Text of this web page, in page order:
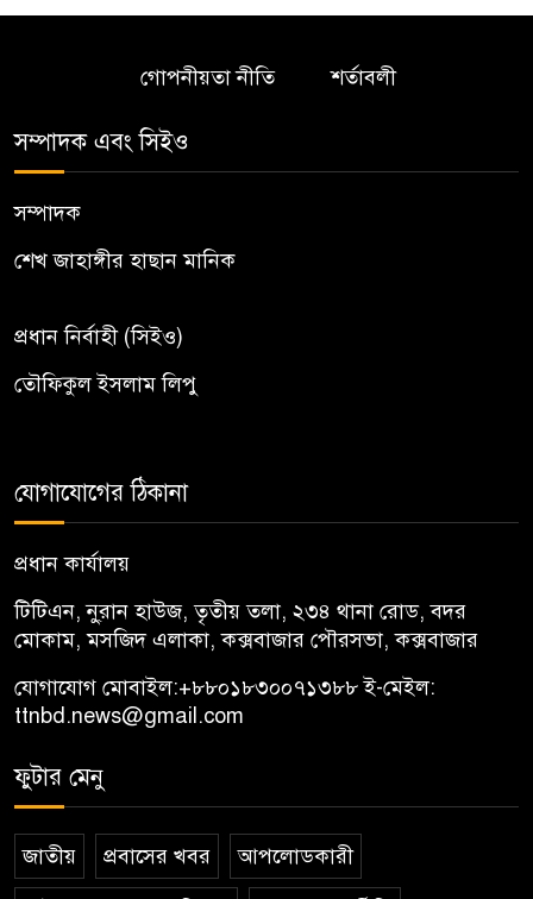
গোপনীয়তা নীতি শর্তাবলী
সম্পাদক এবং সিইও
সম্পাদক
শেখ জাহাঙ্গীর হাছান মানিক
প্রধান নির্বাহী (সিইও)
তৌফিকুল ইসলাম লিপু
যোগাযোগের ঠিকানা
প্রধান কার্যালয়
টিটিএন, নু্রান হাউজ, তৃতীয় তলা, ২৩৪ থানা রোড, বদর
মোকাম, মসজিদ এলাকা, কক্সবাজার পৌরসভা, কক্সবাজার
যোগাযোগ মোবাইল:+৮৮০১৮৩০০৭১৩৮৮ই-মেইল:
ttnbd.news@gmail.com
ফুটার মেনু
জাতীয় প্রবাসের খবর আপলোডকারী